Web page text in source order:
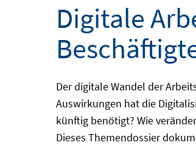
Digitale
Der digitale Wandel der
Auswirkungen hat die
künftig benötigt? Wie
Dieses Themendossier